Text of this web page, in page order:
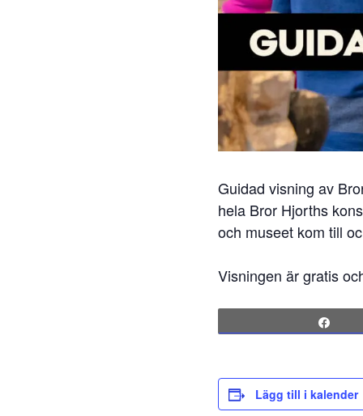
Guidad visning av
hela Bror Hjorths
och museet kom till
Visningen är gratis
Lägg till i kalender